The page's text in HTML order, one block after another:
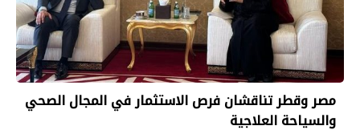
مصر وقطر تناقشان فرص الاستثمار في المجال الصحي
والسياحة العلاجية